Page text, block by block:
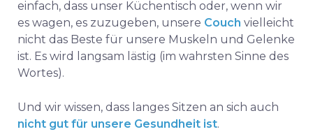
einfach, dass unser Küchentisch oder, wenn wir
es wagen, es zuzugeben, unsere Couch vielleicht
nicht das Beste für unsere Muskeln und Gelenke
ist. Es wird langsam lästig (im wahrsten Sinne des
Wortes).
Und wir wissen, dass langes Sitzen an sich auch
nicht gut für unsere Gesundheit ist.